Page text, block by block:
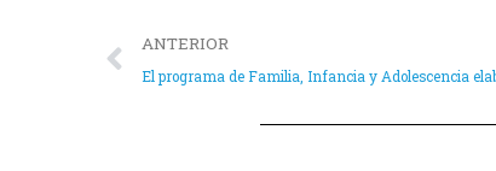
ANTERIOR
El programa de Familia, Infancia y Adolescencia